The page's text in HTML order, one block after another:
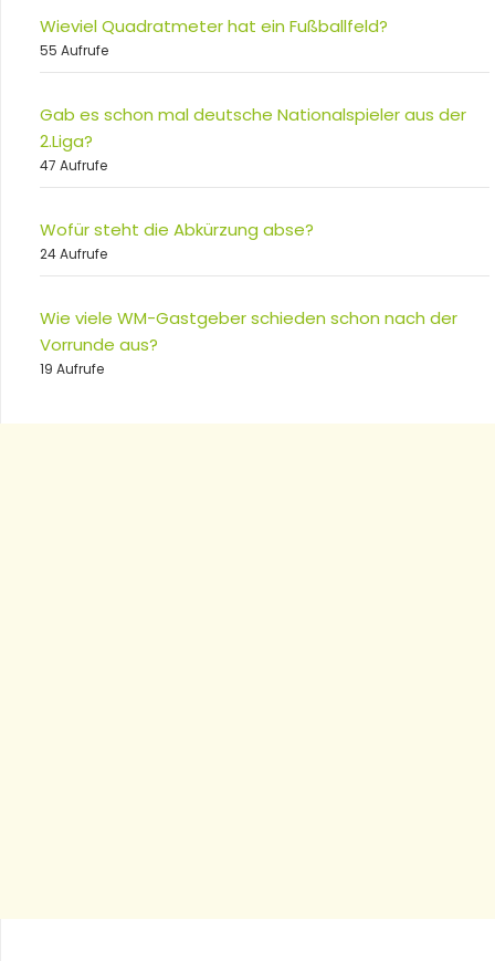
Wieviel Quadratmeter hat ein Fußballfeld?
55 Aufrufe
Gab es schon mal deutsche Nationalspieler aus der
2.Liga?
47 Aufrufe
Wofür steht die Abkürzung abse?
24 Aufrufe
Wie viele WM-Gastgeber schieden schon nach der
Vorrunde aus?
19 Aufrufe